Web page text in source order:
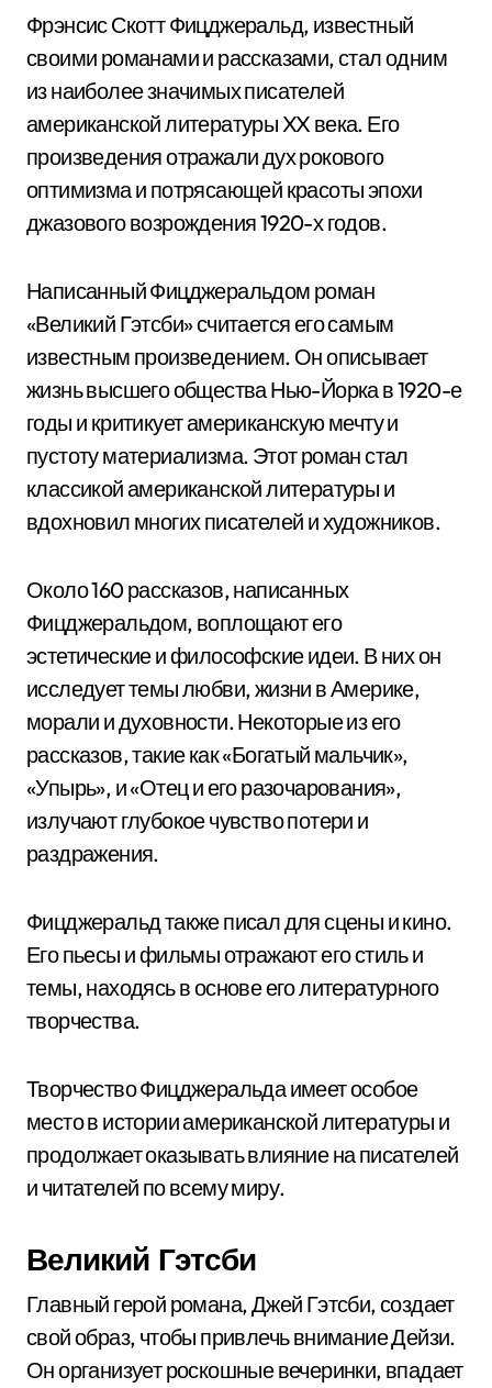
Фрэнсис Скотт Фицджеральд, известный
своими романами и рассказами, стал одним
из наиболее значимых писателей
американской литературы XX века. Его
произведения отражали дух рокового
оптимизма и потрясающей красоты эпохи
джазового возрождения 1920-х годов.
Написанный Фицджеральдом роман
«Великий Гэтсби» считается его самым
известным произведением. Он описывает
жизнь высшего общества Нью-Йорка в 1920-е
годы и критикует американскую мечту и
пустоту материализма. Этот роман стал
классикой американской литературы и
вдохновил многих писателей и художников.
Около 160 рассказов, написанных
Фицджеральдом, воплощают его
эстетические и философские идеи. В них он
исследует темы любви, жизни в Америке,
морали и духовности. Некоторые из его
рассказов, такие как «Богатый мальчик»,
«Упырь», и «Отец и его разочарования»,
излучают глубокое чувство потери и
раздражения.
Фицджеральд также писал для сцены и кино.
Его пьесы и фильмы отражают его стиль и
темы, находясь в основе его литературного
творчества.
Творчество Фицджеральда имеет особое
место в истории американской литературы и
продолжает оказывать влияние на писателей
и читателей по всему миру.
Великий Гэтсби
Главный герой романа, Джей Гэтсби, создает
свой образ, чтобы привлечь внимание Дейзи.
Он организует роскошные вечеринки, впадает